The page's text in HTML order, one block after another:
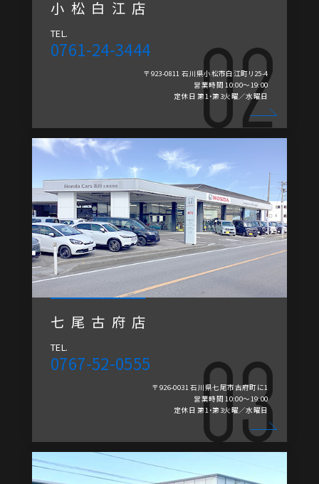
小松白江店
TEL.
0761-24-3444
〒923-0811 石川県小松市白江町リ25-4
営業時間 10:00～19:00
定休日 第1・第3火曜／水曜日
七尾古府店
TEL.
0767-52-0555
〒926-0031 石川県七尾市古府町に1
営業時間 10:00～19:00
定休日 第1・第3火曜／水曜日